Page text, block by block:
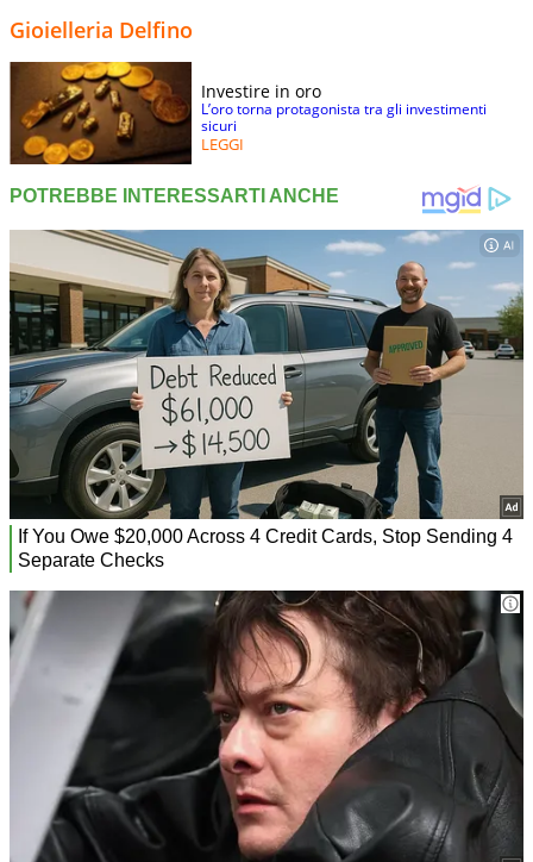
Gioielleria Delfino
Investire in oro
L’oro torna protagonista tra gli investimenti
sicuri
LEGGI